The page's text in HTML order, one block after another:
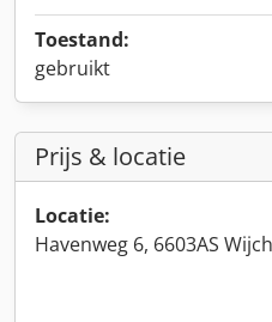
Toestand:
gebruikt
Prijs & locatie
Locatie:
Havenweg 6, 6603AS